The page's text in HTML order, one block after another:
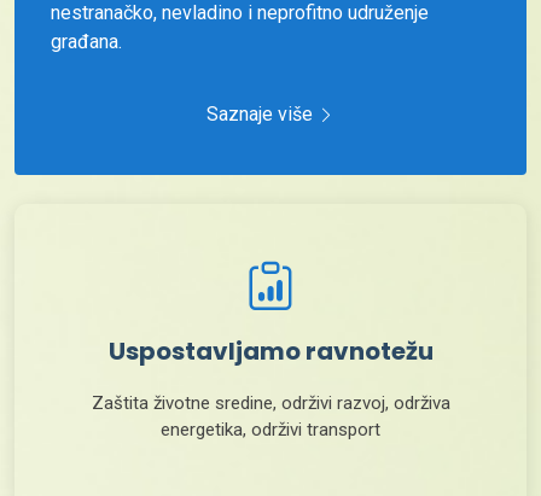
nestranačko, nevladino i neprofitno udruženje
građana.
Saznaje više
Uspostavljamo ravnotežu
Zaštita životne sredine, održivi razvoj, održiva
energetika, održivi transport